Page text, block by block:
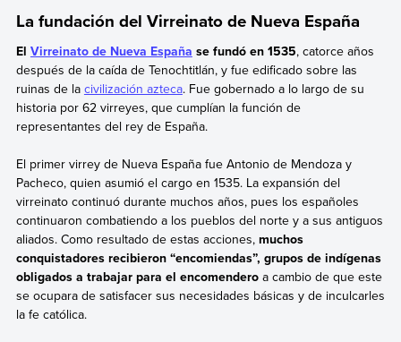
La fundación del Virreinato de Nueva España
El Virreinato de Nueva España se fundó en 1535, catorce años
después de la caída de Tenochtitlán, y fue edificado sobre las
ruinas de la civilización azteca. Fue gobernado a lo largo de su
historia por 62 virreyes, que cumplían la función de
representantes del rey de España.
El primer virrey de Nueva España fue Antonio de Mendoza y
Pacheco, quien asumió el cargo en 1535. La expansión del
virreinato continuó durante muchos años, pues los españoles
continuaron combatiendo a los pueblos del norte y a sus antiguos
aliados. Como resultado de estas acciones, muchos
conquistadores recibieron “encomiendas”, grupos de indígenas
obligados a trabajar para el encomenderoa cambio de que este
se ocupara de satisfacer sus necesidades básicas y de inculcarles
la fe católica.